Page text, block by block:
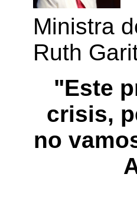
Ministra
Ruth
"Este
crisis,
no